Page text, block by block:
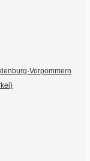
Vorpommern